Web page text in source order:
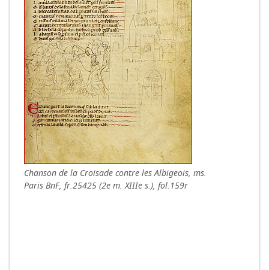
Chanson de la Croisade contre les Albigeois, ms.
Paris BnF, fr.25425 (2e m. XIIIe s.), fol.159r